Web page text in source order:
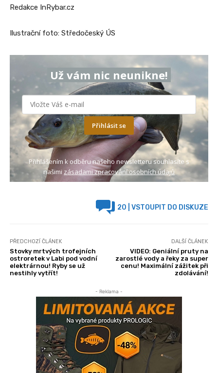
Redakce InRybar.cz
Ilustrační foto: Středočeský ÚS
Už vám nic neunikne!
Přihlásit se
Přihlášením k odběru našeho newsletteru souhlasíte s
našimi zásadami zpracování osobních údajů
20 | VSTOUPIT DO DISKUZE
PŘEDCHOZÍ ČLÁNEK
Stovky mrtvých trofejních
ostroretek v Labi pod vodní
elektrárnou! Ryby se už
nestihly vytřít!
DALŠÍ ČLÁNEK
VIDEO: Geniální pruty na
zarostlé vody a řeky za super
cenu! Maximální zážitek při
zdolávání!
- Reklama -